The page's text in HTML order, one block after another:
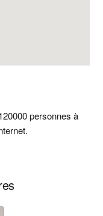
personnes à